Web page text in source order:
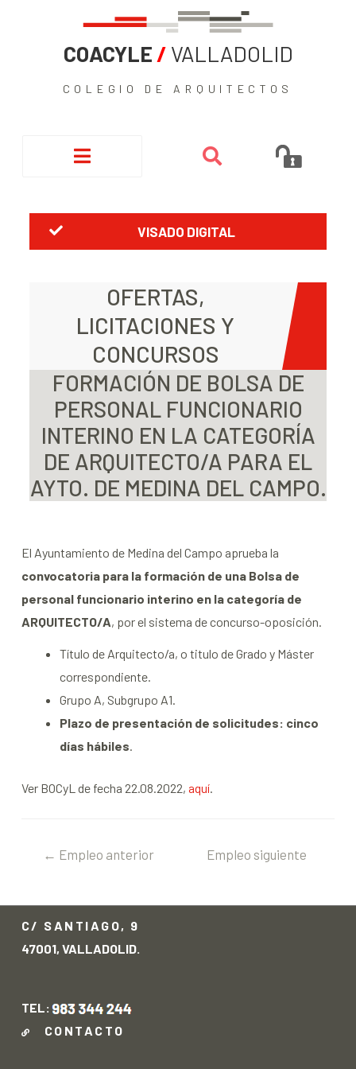
COACYLE / VALLADOLID
COLEGIO DE ARQUITECTOS
VISADO DIGITAL
OFERTAS,
LICITACIONES Y
CONCURSOS
FORMACIÓN DE BOLSA DE
PERSONAL FUNCIONARIO
INTERINO EN LA CATEGORÍA
DE ARQUITECTO/A PARA EL
AYTO. DE MEDINA DEL CAMPO.
El Ayuntamiento de Medina del Campo aprueba la
convocatoria para la formación de una Bolsa de
personal funcionario interino en la categoría de
ARQUITECTO/A, por el sistema de concurso-oposición.
Título de Arquitecto/a, o titulo de Grado y Máster
correspondiente.
Grupo A, Subgrupo A1.
Plazo de presentación de solicitudes: cinco
días hábiles.
Ver BOCyL de fecha 22.08.2022, aquí.
← Empleo anterior
Empleo siguiente
C/ SANTIAGO, 9
47001, VALLADOLID.
TEL:
CONTACTO